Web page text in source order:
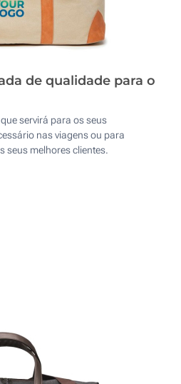
de qualidade para o
servirá para os seus
nas viagens ou para
seus melhores clientes.